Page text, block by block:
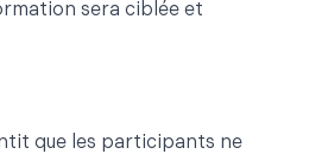
sera ciblée et
que les participants ne